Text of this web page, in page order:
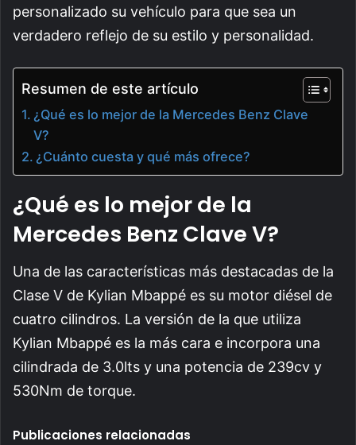
personalizado su vehículo para que sea un
verdadero reflejo de su estilo y personalidad.
Resumen de este artículo
¿Qué es lo mejor de la Mercedes Benz Clave
V?
¿Cuánto cuesta y qué más ofrece?
¿Qué es lo mejor de la
Mercedes Benz Clave V?
Una de las características más destacadas de la
Clase V de Kylian Mbappé es su motor diésel de
cuatro cilindros. La versión de la que utiliza
Kylian Mbappé es la más cara e incorpora una
cilindrada de 3.0lts y una potencia de 239cv y
530Nm de torque.
Publicaciones relacionadas